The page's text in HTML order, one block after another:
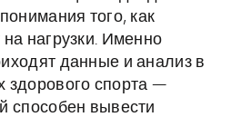
того, как
на нагрузки. Именно
данные и анализ в
здорового спорта —
способен вывести